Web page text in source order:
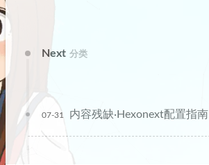
Next 分类
内容残缺·Hexonext配置指南
07-31